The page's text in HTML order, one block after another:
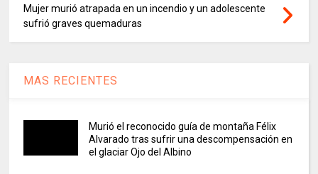
Mujer murió atrapada en un incendio y un adolescente
sufrió graves quemaduras
MAS RECIENTES
Murió el reconocido guía de montaña Félix
Alvarado tras sufrir una descompensación en
el glaciar Ojo del Albino